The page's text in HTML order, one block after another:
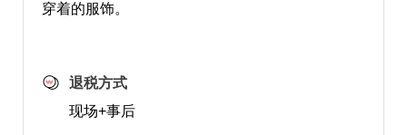
穿着的服饰。
退税方式
现场+事后